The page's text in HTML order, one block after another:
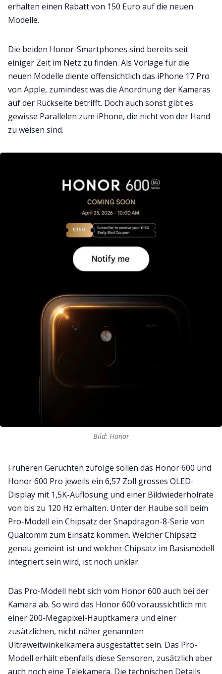
erhalten einen Rabatt von 150 Euro auf die neuen
Modelle.
Die beiden Honor-Smartphones sind bereits seit
einiger Zeit im Netz zu finden. Als Vorlage für die
neuen Modelle diente offensichtlich das iPhone 17 Pro
von Apple, zumindest was die Anordnung der Kameras
auf der Rückseite betrifft. Doch auch sonst gibt es
gewisse Parallelen zum iPhone, die nicht von der Hand
zu weisen sind.
Bild: Honor
Früheren Gerüchten zufolge sollen das Honor 600 und
Honor 600 Pro jeweils ein 6,57 Zoll grosses OLED-
Display mit 1,5K-Auflösung und einer Bildwiederholrate
von bis zu 120 Hz erhalten. Unter der Haube soll beim
Pro-Modell ein Chipsatz der Snapdragon-8-Serie von
Qualcomm zum Einsatz kommen. Welcher Chipsatz
genau gemeint ist und welcher Chipsatz im Basismodell
integriert sein wird, ist noch unklar.
Das Pro-Modell hebt sich vom Honor 600 auch bei der
Kamera ab. So wird das Honor 600 voraussichtlich mit
einer 200-Megapixel-Hauptkamera und einer
zusätzlichen, nicht näher genannten
Ultraweitwinkelkamera ausgestattet sein. Das Pro-
Modell erhält ebenfalls diese Sensoren, zusätzlich aber
auch noch eine Telekamera. Die technischen Details